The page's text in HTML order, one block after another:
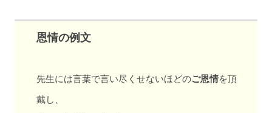
恩情の例文
先生には言葉で言い尽くせないほどのご恩情を頂
戴し、